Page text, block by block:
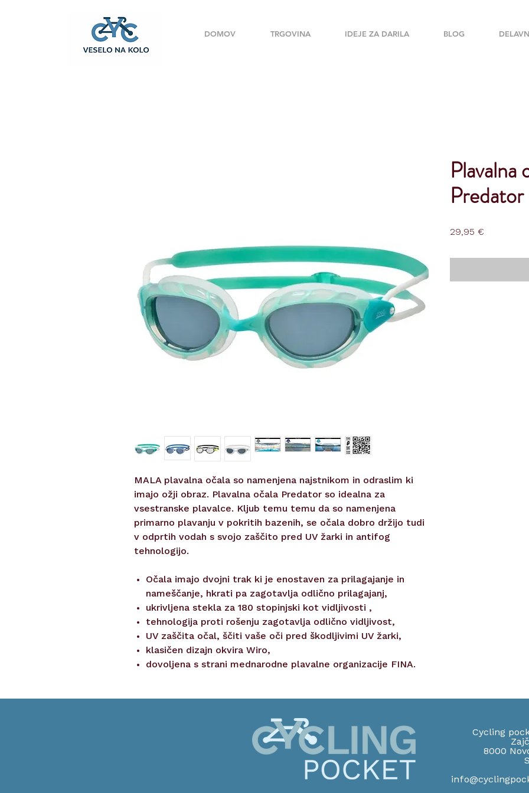
DOMOV TRGOVINA IDEJE ZA DARILA BLOG
MALA plavalna očala so namenjena najstnikom in odraslim ki
imajo ožji obraz. Plavalna očala Predator so idealna za
vsestranske plavalce. Kljub temu temu da so namenjena
primarno plavanju v pokritih bazenih, se očala dobro držijo tudi
v odprtih vodah s svojo zaščito pred UV žarki in antifog
tehnologijo.
Očala imajo dvojni trak ki je enostaven za prilagajanje in
nameščanje, hkrati pa zagotavlja odlično prilagajanj,
ukrivljena stekla za 180 stopinjski kot vidljivosti ,
tehnologija proti rošenju zagotavlja odlično vidljivost,
UV zaščita očal, ščiti vaše oči pred škodljivimi UV žarki,
klasičen dizajn okvira Wiro,
dovoljena s strani mednarodne plavalne organizacije FINA.
Plavalna
29,95 €
Cycling
8000